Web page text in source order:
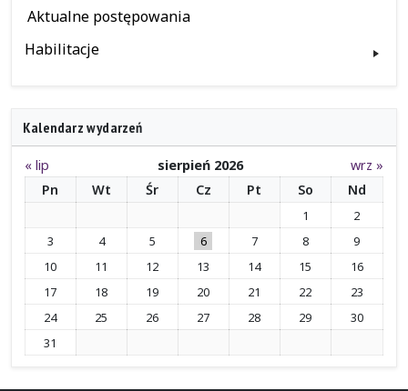
Aktualne postępowania
Habilitacje
Kalendarz wydarzeń
« lip sierpień 2026
wrz »
Pn
Wt Śr Cz Pt So Nd
1
2
3
4 5 6 7 8
9
10
11 12 13 14 15
16
17
18 19 20 21 22
23
24
25 26 27 28 29
30
31